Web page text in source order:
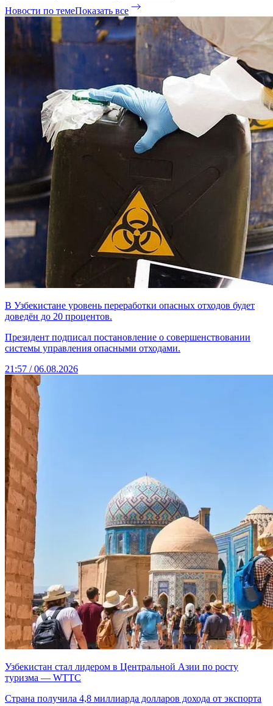
Новости по темеПоказать все
В Узбекистане уровень переработки опасных отходов будет
доведён до 20 процентов.
Президент подписал постановление о совершенствовании
системы управления опасными отходами.
21:57 / 06.08.2026
Узбекистан стал лидером в Центральной Азии по росту
туризма — WTTC
Страна получила 4,8 миллиарда долларов дохода от экспорта